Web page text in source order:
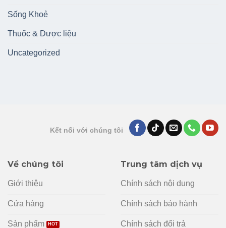
Sống Khoẻ
Thuốc & Dược liệu
Uncategorized
Kết nối với chúng tôi
Về chúng tôi
Giới thiệu
Cửa hàng
Sản phẩm
Trung tâm dịch vụ
Chính sách nội dung
Chính sách bảo hành
Chính sách đổi trả